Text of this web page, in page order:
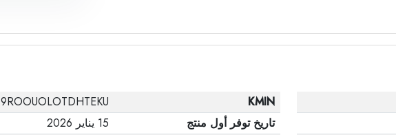
KMIN
9ROOUOLOTDHTEKU
تاريخ توفر أول منتج
15 يناير 2026